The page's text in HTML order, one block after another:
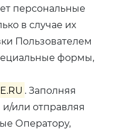
персональные
в случае их
Пользователем
формы,
. Заполняя
или отправляя
Оператору,